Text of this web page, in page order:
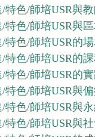
特色/師培USR與
特色/師培USR與
特色/師培USR的
特色/師培USR的
特色/師培USR的
特色/師培USR與
特色/師培USR與
特色/師培USR與